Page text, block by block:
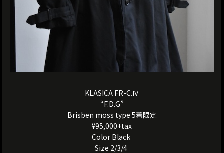
KLASICA FR-C.Ⅳ
“F.D.G”
Brisben moss type 5着限定
¥95,000+tax
Color Black
Size 2/3/4